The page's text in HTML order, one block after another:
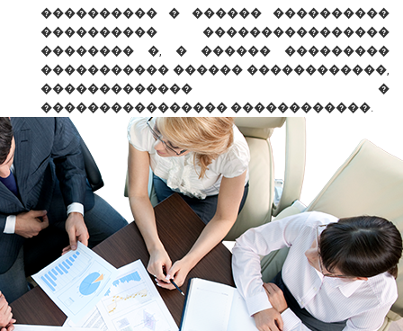
���������� � ������ ����������
���������� ����������������
�������� �, � ������ ���������
����������� ������ ������������,
������������� �
���������������� ������������.
� ������